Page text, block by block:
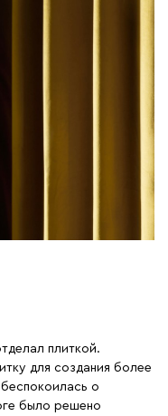
плиткой.
для создания более
о
было решено